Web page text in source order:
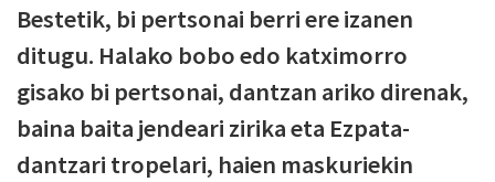
Bestetik, bi pertsonai berri ere izanen
ditugu. Halako bobo edo katximorro
gisako bi pertsonai, dantzan ariko direnak,
baina baita jendeari zirika eta Ezpata-
dantzari tropelari, haien maskuriekin